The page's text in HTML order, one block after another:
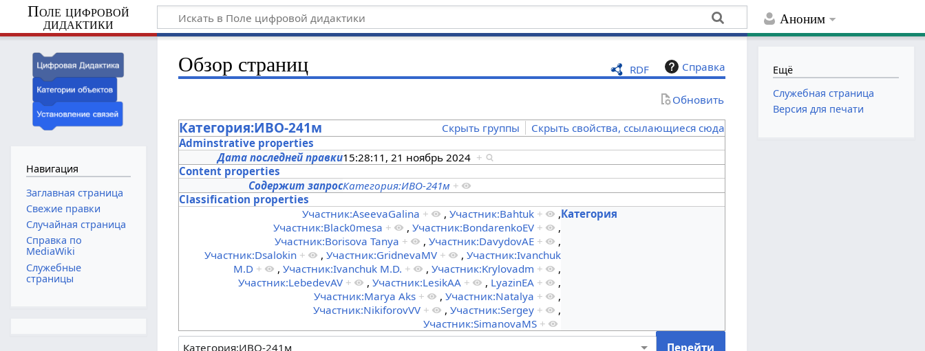
Аноним
Поле цифровой
дидактики
RDF Справка
Обзор страниц
Обновить
Категория:ИВО-241м Скрыть группы
Скрыть свойства, ссылающиеся сюда
Adminstrative properties
Дата последней правки15:28:11, 21 ноябрь 2024 +
Content properties
Содержит запросКатегория:ИВО-241м +
Classification properties
Категория
Участник:AseevaGalina + ,Участник:Bahtuk +
,
Участник:Black0mesa + ,Участник:BondarenkoEV +
,
Участник:Borisova Tanya + ,Участник:DavydovAE +
,
Участник:Dsalokin + ,Участник:GridnevaMV + ,Участник:Ivanchuk
M.D + ,Участник:Ivanchuk M.D. + ,Участник:Krylovadm +
,
Участник:LebedevAV + ,Участник:LesikAA + , LyazinEA +
,
Участник:Marya Aks + ,Участник:Natalya +
,
Участник:NikiforovVV + ,Участник:Sergey +
,
Участник:SimanovaMS +
Навигация
Заглавная страница
Свежие правки
Случайная страница
Справка по
MediaWiki
Служебные
страницы
Ещё
Служебная страница
Версия для печати